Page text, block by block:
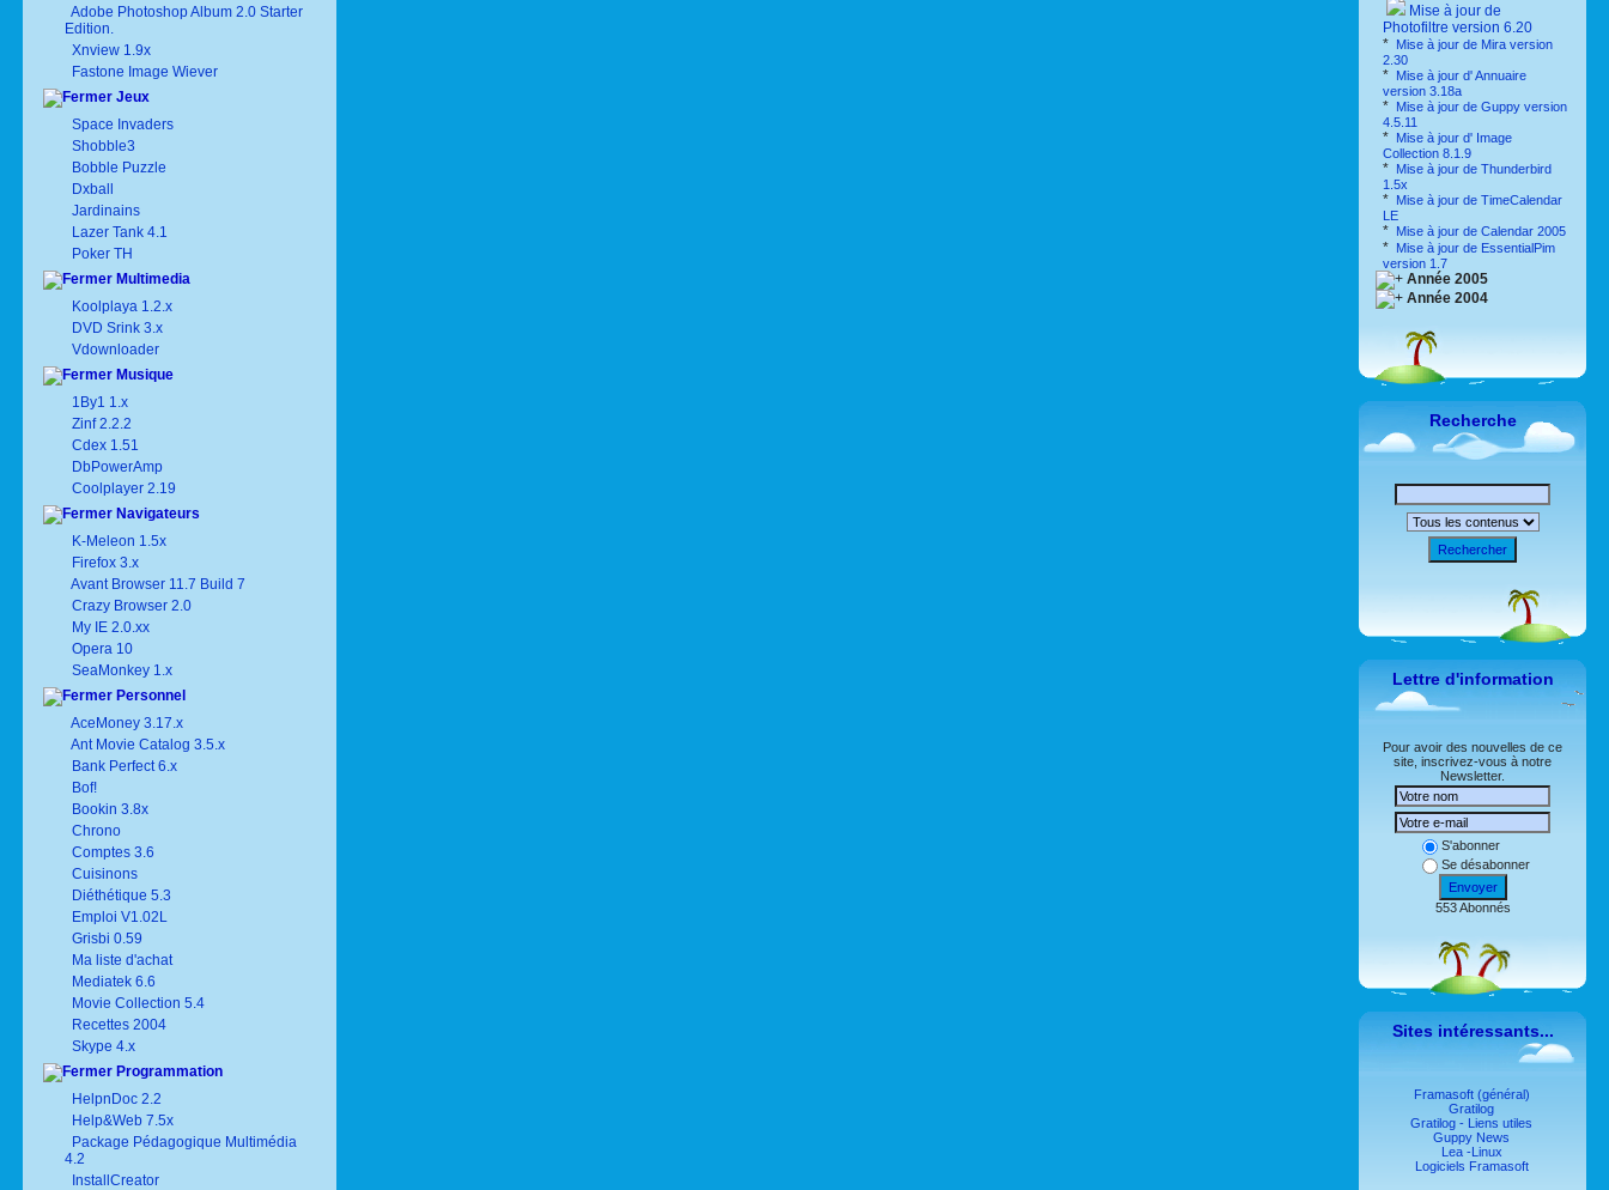
Adobe Photoshop Album 2.0 Starter
Edition.
Xnview 1.9x
Fastone Image Wiever
Jeux
Space Invaders
Shobble3
Bobble Puzzle
Dxball
Jardinains
Lazer Tank 4.1
Poker TH
Multimedia
Koolplaya 1.2.x
DVD Srink 3.x
Vdownloader
Musique
1By1 1.x
Zinf 2.2.2
Cdex 1.51
DbPowerAmp
Coolplayer 2.19
Navigateurs
K-Meleon 1.5x
Firefox 3.x
Avant Browser 11.7 Build 7
Crazy Browser 2.0
My IE 2.0.xx
Opera 10
SeaMonkey 1.x
Personnel
AceMoney 3.17.x
Ant Movie Catalog 3.5.x
Bank Perfect 6.x
Bof!
Bookin 3.8x
Chrono
Comptes 3.6
Cuisinons
Diéthétique 5.3
Emploi V1.02L
Grisbi 0.59
Ma liste d'achat
Mediatek 6.6
Movie Collection 5.4
Recettes 2004
Skype 4.x
Programmation
HelpnDoc 2.2
Help&Web 7.5x
Package Pédagogique Multimédia
4.2
InstallCreator
Mise à jour de
Photofiltre version 6.20
* Mise à jour de Mira version
2.30
* Mise à jour d' Annuaire
version 3.18a
* Mise à jour de Guppy version
4.5.11
* Mise à jour d' Image
Collection 8.1.9
* Mise à jour de Thunderbird
1.5x
* Mise à jour de TimeCalendar
LE
* Mise à jour de Calendar 2005
* Mise à jour de EssentialPim
version 1.7
Année 2005
Année 2004
Recherche
Rechercher
Lettre d'information
Pour avoir des nouvelles de ce
site, inscrivez-vous à notre
Newsletter.
S'abonner
Se désabonner
Envoyer
553 Abonnés
Sites intéressants...
Framasoft (général)
Gratilog
Gratilog - Liens utiles
Guppy News
Lea -Linux
Logiciels Framasoft